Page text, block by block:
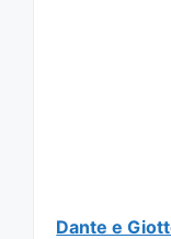
Dante e